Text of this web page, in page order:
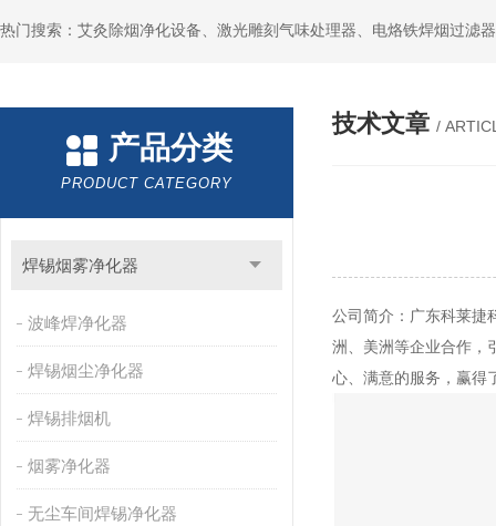
产品分类
PRODUCT CATEGORY
焊锡烟雾净化器
波峰焊净化器
焊锡烟尘净化器
焊锡排烟机
烟雾净化器
无尘车间焊锡净化器
技术文章 /
公司简介：广东科莱捷
洲、美洲等企业合作，
心、满意的服务，赢得